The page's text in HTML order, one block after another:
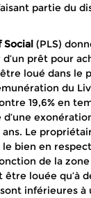
partie du
Social (PLS)
prêt pour
loué dans le
du
19,6% en
Le
bien en
de la
louée qu’à
inférieures à